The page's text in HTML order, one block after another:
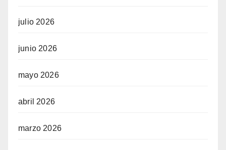
julio 2026
junio 2026
mayo 2026
abril 2026
marzo 2026